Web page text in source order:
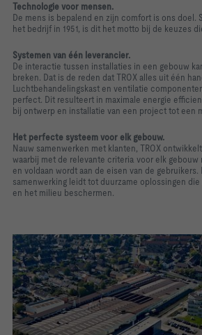
Technologie voor mensen.
De mens is bepalend en zijn comfort is ons doel.
het bedrijf in 1951, is dit het motto bij de keuzes
Systemen van één leverancier.
De interactie tussen installaties in een gebouw
breken. Dat is de reden dat TROX alles uit één
Luchtbehandelingskast en ventilatie
perfect. Dit resulteert in maximale energie
bij ontwerp en installatie van een project tot een
Het perfecte systeem voor elk gebouw.
Nauw samenwerken met klanten, TROX
waarbij met de relevante criteria voor elk
en voldaan wordt aan de eisen van de gebruikers.
samenwerking leidt tot duurzame oplossingen
en het milieu beschermen.